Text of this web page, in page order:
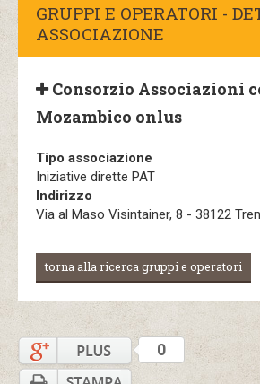
GRUPPI E OPERATORI -
ASSOCIAZIONE
Consorzio Associazioni
Mozambico onlus
Tipo associazione
Iniziative dirette PAT
Indirizzo
Via al Maso Visintainer, 8 - 38122
torna alla ricerca gruppi e operatori
0